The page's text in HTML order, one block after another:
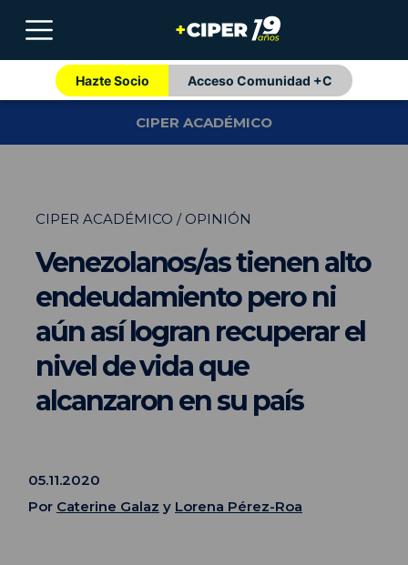
Hazte Socio Acceso Comunidad +C
CIPER ACADÉMICO
CIPER ACADÉMICO / OPINIÓN
Venezolanos/as tienen alto
endeudamiento pero ni
aún así logran recuperar el
nivel de vida que
alcanzaron en su país
05.11.2020
Por Caterine Galaz y Lorena Pérez-Roa